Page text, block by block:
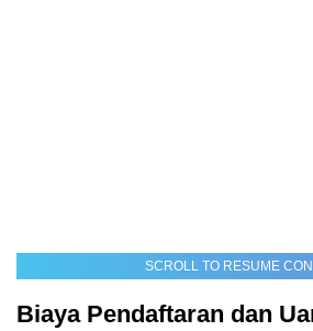
SCROLL TO RESUME
Biaya Pendaftaran dan